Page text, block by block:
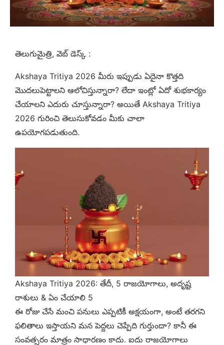
తెలుగుమైత్రి, వెబ్ డెస్క్ :
Akshaya Tritiya 2026 మీరు ఇప్పుడు ఏదైనా కొత్తది
మొదలుపెట్టాలని ఆలోచిస్తున్నారా? లేదా ఇంట్లో ఏదో శుభకార్యం
చేయాలని ఎదురు చూస్తున్నారా? అయితే Akshaya Tritiya
2026 గురించి తెలుసుకోవడం మీకు చాలా
ఉపయోగపడుతుంది.
Akshaya Tritiya 2026: తేదీ, 5 రాజయోగాలు, అదృష్ట
రాశులు & ఏం చేయాలి 5
ఈ రోజు చేసే మంచి పనులు ఎప్పటికీ అక్షయంగా, అంటే తరగని
ఫలితాలు ఇస్తాయని మన పెద్దలు చెప్పేది గుర్తుందా? కానీ ఈ
సంవత్సరం మాత్రం సాధారణం కాదు. ఐదు రాజయోగాలు